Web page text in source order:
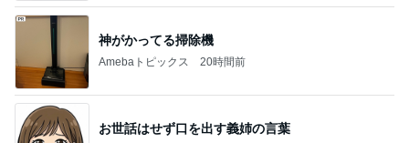
神がかってる掃除機
Amebaトピックス 20時間前
お世話はせず口を出す義姉の言葉